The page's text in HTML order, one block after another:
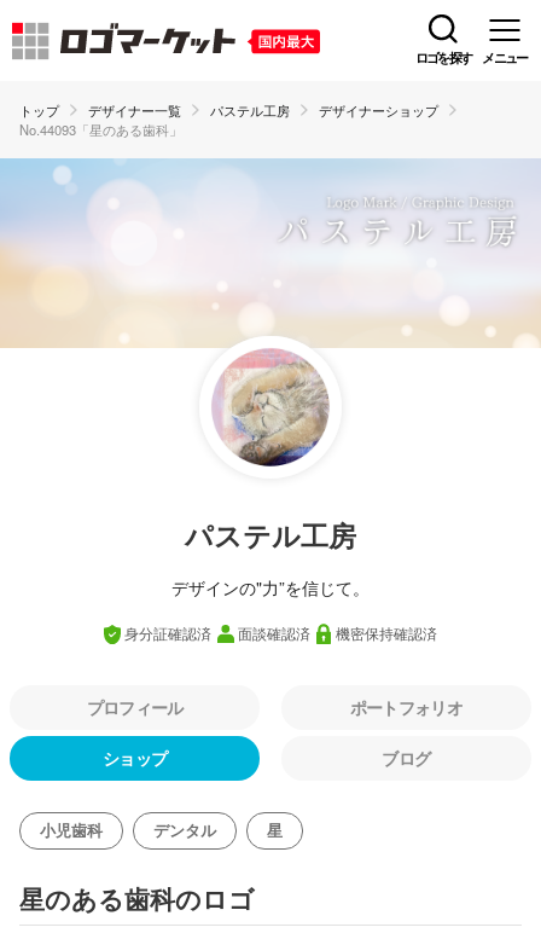
ロゴを探す メニュー
トップ デザイナー一覧 パステル工房
デザイナーショップ
No.44093「星のある歯科」
パステル工房
デザインの"力”を信じて。
身分証確認済 面談確認済 機密保持確認済
プロフィール ポートフォリオ
ショップ ブログ
小児歯科 デンタル 星
星のある歯科のロゴ